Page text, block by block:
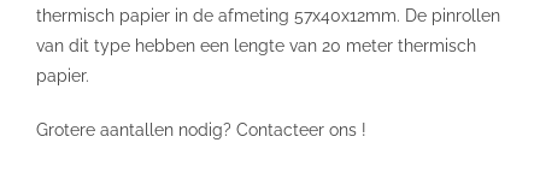
thermisch papier in de afmeting 57x40x12mm. De pinrollen
van dit type hebben een lengte van 20 meter thermisch
papier.
Grotere aantallen nodig? Contacteer ons !